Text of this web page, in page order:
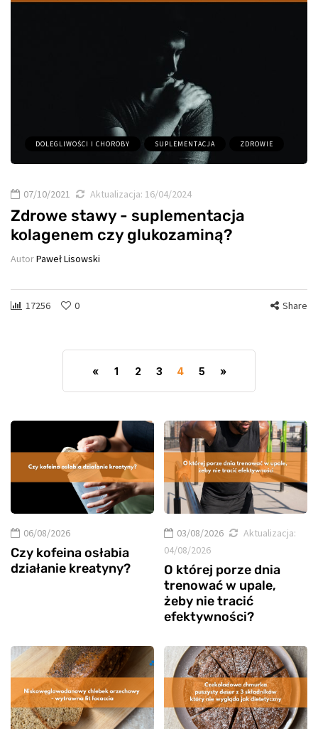
DOLEGLIWOŚCI I CHOROBY SUPLEMENTACJA ZDROWIE
07/10/2021 Aktualizacja: 16/04/2024
Zdrowe stawy - suplementacja
kolagenem czy glukozaminą?
AutorPaweł Lisowski
17256 0 Share
« 1 2 3 4 5 »
06/08/2026
Czy kofeina osłabia
działanie kreatyny?
03/08/2026
Aktualizacja:
04/08/2026
O której porze dnia
trenować w upale,
żeby nie tracić
efektywności?